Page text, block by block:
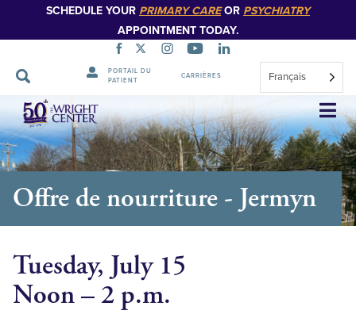
SCHEDULE YOUR PRIMARY CAREOR PSYCHIATRY
APPOINTMENT TODAY.
PORTAIL DU
PATIENT
CARRIÈRES Français
Sauter
la
navigation
Offre de nourriture - Jermyn
Tuesday, July 15
Noon – 2 p.m.